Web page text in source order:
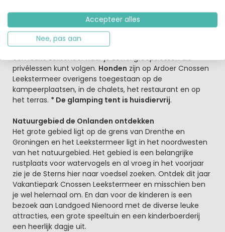
evenwichtsbalk in het water (wel handig om
waterschoenen in te pakken). En wat dacht je van het
4-daagse Water Adventure Camp voor jongeren tussen
de 10 jaar en 16 jaar? Ook kun je leren zeilen want er is
een leuke zeilschool waar je zowel groepslessen als
privélessen kunt volgen. Honden zijn op Ardoer Cnossen
Leekstermeer overigens toegestaan op de
kampeerplaatsen, in de chalets, het restaurant en op
het terras. * De glamping tent is huisdiervrij.
Natuurgebied de Onlanden ontdekken
Het grote gebied ligt op de grens van Drenthe en
Groningen en het Leekstermeer ligt in het noordwesten
van het natuurgebied. Het gebied is een belangrijke
rustplaats voor watervogels en al vroeg in het voorjaar
zie je de Sterns hier naar voedsel zoeken. Ontdek dit jaar
Vakantiepark Cnossen Leekstermeer en misschien ben
je wel helemaal om. En dan voor de kinderen is een
bezoek aan Landgoed Nienoord met de diverse leuke
attracties, een grote speeltuin en een kinderboerderij
een heerlijk dagje uit.
Accepteer alles
Nee, pas aan